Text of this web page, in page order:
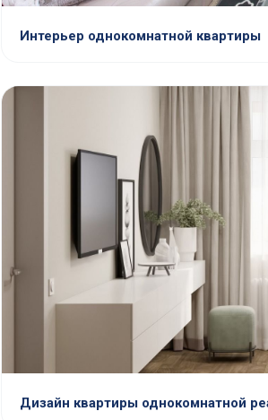
Интерьер однокомнатной квартиры
Дизайн квартиры однокомнатной